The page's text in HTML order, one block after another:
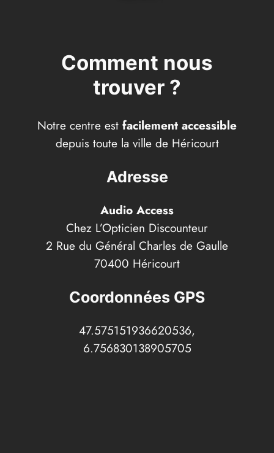
Comment nous
trouver ?
Notre centre est facilement accessible
depuis toute la ville de Héricourt
Adresse
Audio Access
Chez L’Opticien Discounteur
2 Rue du Général Charles de Gaulle
70400 Héricourt
Coordonnées GPS
47.575151936620536,
6.756830138905705